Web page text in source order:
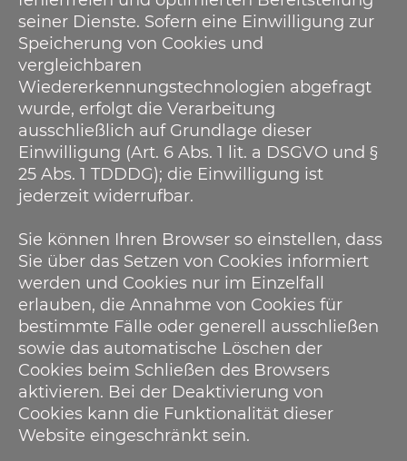
seiner Dienste. Sofern eine Einwilligung zur
Speicherung von Cookies und
vergleichbaren
Wiedererkennungstechnologien abgefragt
wurde, erfolgt die Verarbeitung
ausschließlich auf Grundlage dieser
Einwilligung (Art. 6 Abs. 1 lit. a DSGVO und §
25 Abs. 1 TDDDG); die Einwilligung ist
jederzeit widerrufbar.
Sie können Ihren Browser so einstellen, dass
Sie über das Setzen von Cookies informiert
werden und Cookies nur im Einzelfall
erlauben, die Annahme von Cookies für
bestimmte Fälle oder generell ausschließen
sowie das automatische Löschen der
Cookies beim Schließen des Browsers
aktivieren. Bei der Deaktivierung von
Cookies kann die Funktionalität dieser
Website eingeschränkt sein.